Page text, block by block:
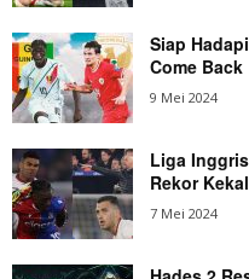
Siap
Come Back
9 Mei 2024
Liga
Rekor
7 Mei 2024